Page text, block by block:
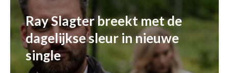
Ray Slagter breekt met de
dagelijkse sleur in nieuwe
single